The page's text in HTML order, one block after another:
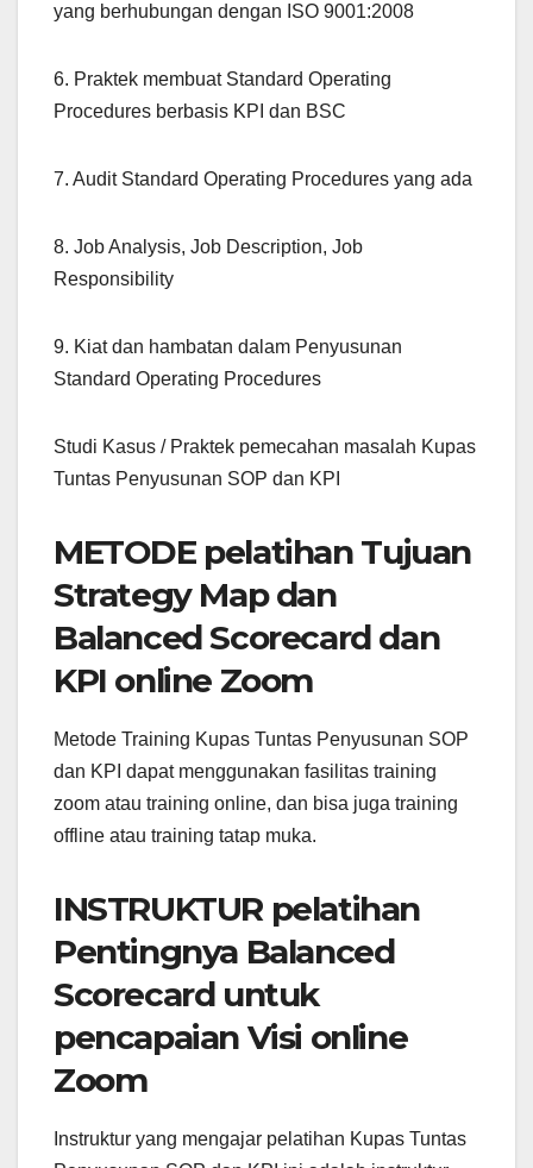
yang berhubungan dengan ISO 9001:2008
6. Praktek membuat Standard Operating
Procedures berbasis KPI dan BSC
7. Audit Standard Operating Procedures yang ada
8. Job Analysis, Job Description, Job
Responsibility
9. Kiat dan hambatan dalam Penyusunan
Standard Operating Procedures
Studi Kasus / Praktek pemecahan masalah Kupas
Tuntas Penyusunan SOP dan KPI
METODE pelatihan Tujuan
Strategy Map dan
Balanced Scorecard dan
KPI online Zoom
Metode Training Kupas Tuntas Penyusunan SOP
dan KPI dapat menggunakan fasilitas training
zoom atau training online, dan bisa juga training
offline atau training tatap muka.
INSTRUKTUR pelatihan
Pentingnya Balanced
Scorecard untuk
pencapaian Visi online
Zoom
Instruktur yang mengajar pelatihan Kupas Tuntas